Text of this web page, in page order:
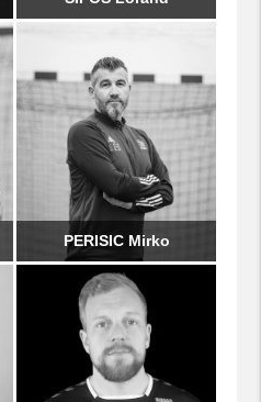
PERISIC Mirko